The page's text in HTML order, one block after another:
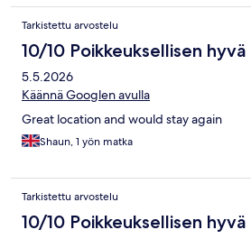
Tarkistettu arvostelu
10/10 Poikkeuksellisen hyvä
5.5.2026
Käännä Googlen avulla
Great location and would stay again
Shaun, 1 yön matka
Tarkistettu arvostelu
10/10 Poikkeuksellisen hyvä